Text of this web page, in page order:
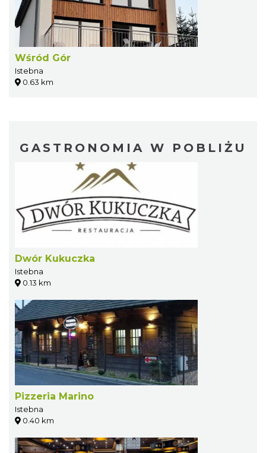
Wśród Gór
Istebna
0.63 km
GASTRONOMIA W POBLIŻU
Dwór Kukuczka
Istebna
0.13 km
Pizzeria Marino
Istebna
0.40 km